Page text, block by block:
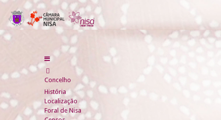
Concelho
História
Localização
Foral de Nisa